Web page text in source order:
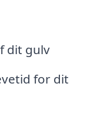
dit gulv
for dit